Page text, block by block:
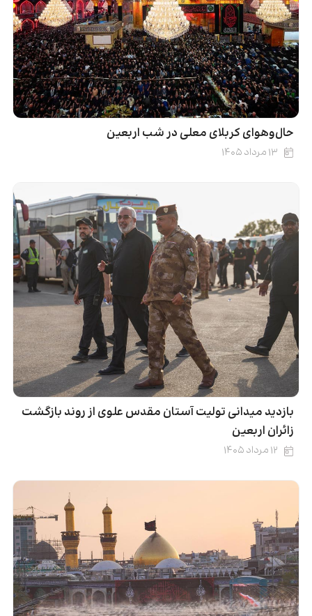
حال‌وهوای کربلای معلی در شب اربعین
۱۳ مرداد ۱۴۰۵
بازدید میدانی تولیت آستان مقدس علوی از روند بازگشت
زائران اربعین
۱۲ مرداد ۱۴۰۵